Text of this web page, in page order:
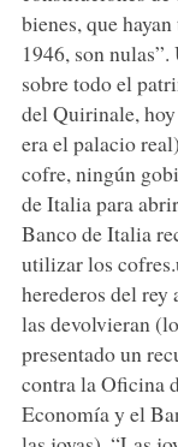
bienes, que
1946, son
sobre todo el
del Quirinale,
era el palacio
cofre, ningún
de Italia para
Banco de Italia
utilizar los
herederos del rey
las devolvieran
presentado un
contra la Oficina
Economía y el